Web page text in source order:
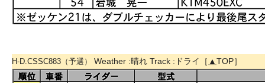
H-D.CSSC883（予選） Weather :晴れ Track :ドライ［ ▲TOP］